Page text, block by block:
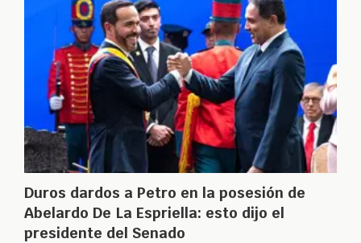
Duros dardos a Petro en la posesión de
Abelardo De La Espriella: esto dijo el
presidente del Senado